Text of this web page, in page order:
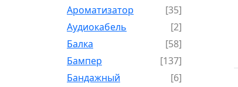
Ароматизатор
[35]
Аудиокабель
[2]
Балка
[58]
Бампер
[137]
Бандажный
[6]